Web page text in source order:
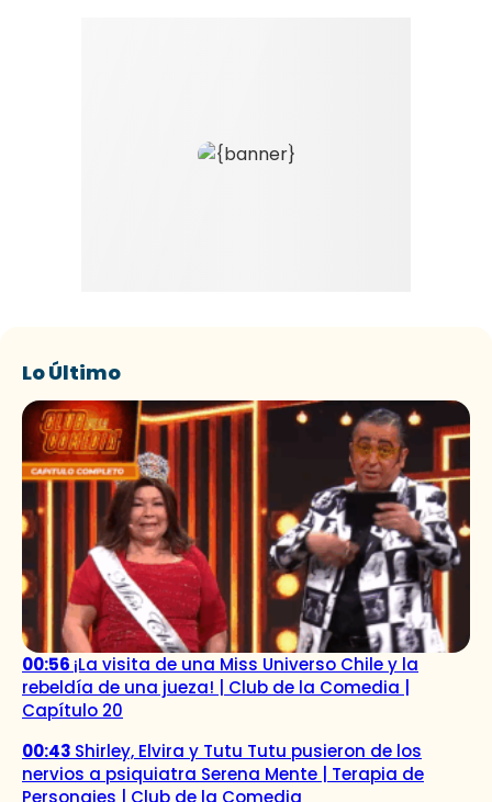
Lo Último
00:56 ¡La visita de una Miss Universo Chile y la
rebeldía de una jueza! | Club de la Comedia |
Capítulo 20
00:43 Shirley, Elvira y Tutu Tutu pusieron de los
nervios a psiquiatra Serena Mente | Terapia de
Personajes | Club de la Comedia